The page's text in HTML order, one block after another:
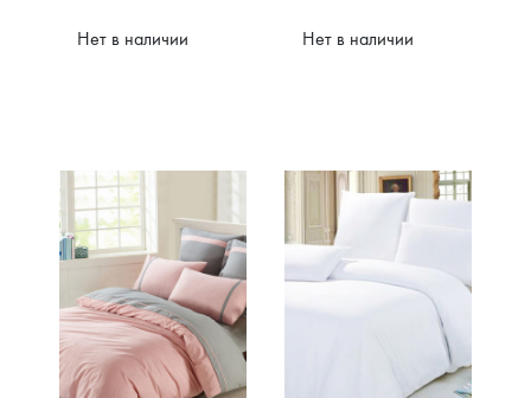
Нет в наличии Нет в наличии